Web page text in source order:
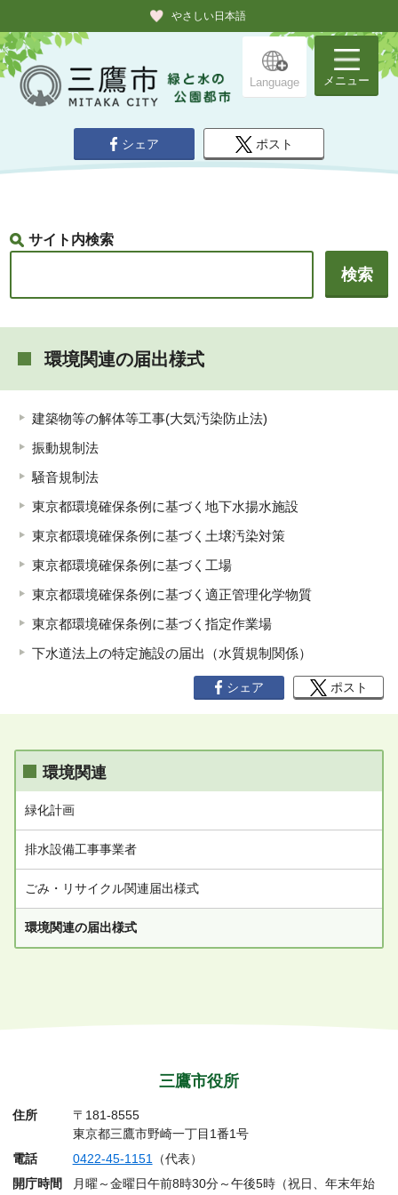
やさしい日本語
Language メニュー
シェア ポスト
サイト内検索
環境関連の届出様式
建築物等の解体等工事(大気汚染防止法)
振動規制法
騒音規制法
東京都環境確保条例に基づく地下水揚水施設
東京都環境確保条例に基づく土壌汚染対策
東京都環境確保条例に基づく工場
東京都環境確保条例に基づく適正管理化学物質
東京都環境確保条例に基づく指定作業場
下水道法上の特定施設の届出（水質規制関係）
シェア ポスト
環境関連
緑化計画
排水設備工事事業者
ごみ・リサイクル関連届出様式
環境関連の届出様式
三鷹市役所
住所
〒181-8555
東京都三鷹市野崎一丁目1番1号
電話
0422-45-1151（代表）
開庁時間
月曜～金曜日午前8時30分～午後5時（祝日、年末年始